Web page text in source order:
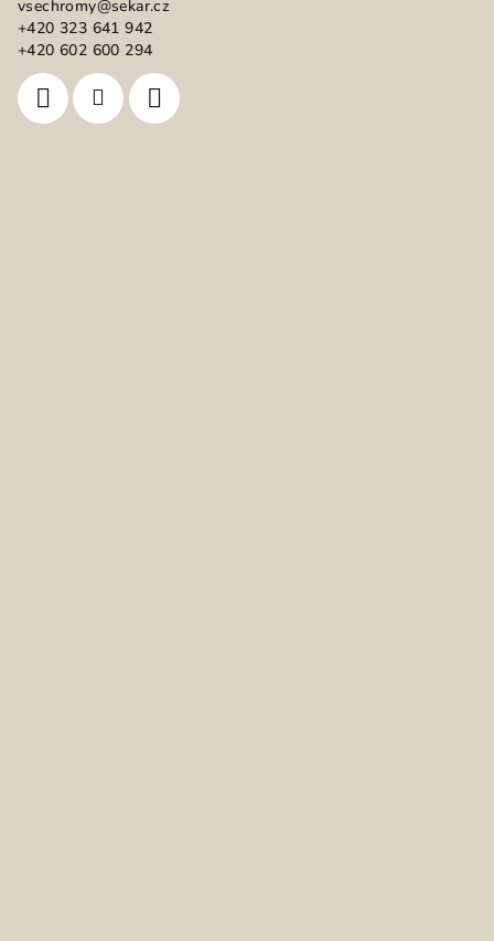
vsechromy@sekar.cz
+420 323 641 942
+420 602 600 294